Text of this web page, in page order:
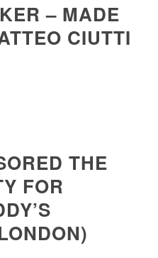
– MADE
CIUTTI
THE
FOR